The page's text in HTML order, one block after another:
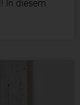
In diesem